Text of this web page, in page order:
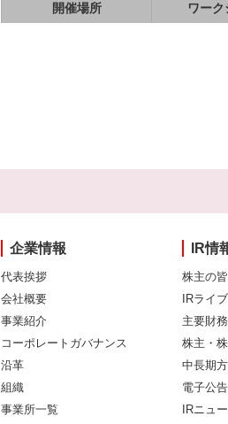
開催場所 ワー
企業情報
代表挨拶
会社概要
事業紹介
コーポレートガバナンス
沿革
組織
事業所一覧
IR情
株主の
IRライ
主要財
株主・
中長期
電子公告
IRニュ